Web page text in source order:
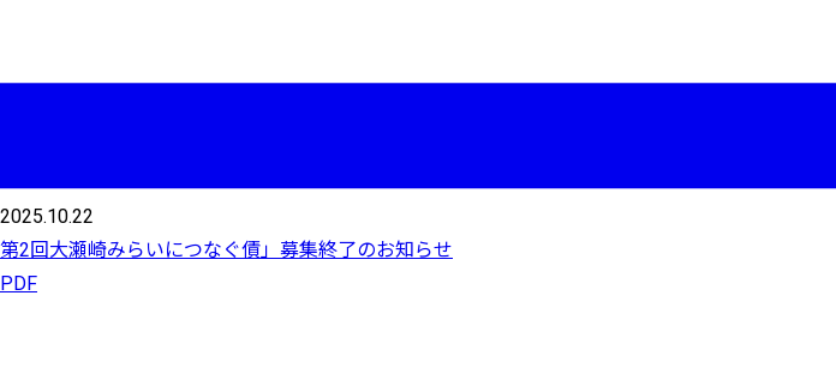
2025.10.22
第2回大瀬崎みらいにつなぐ債」募集終了のお知らせ
PDF